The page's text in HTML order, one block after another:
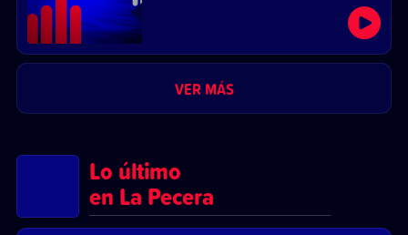
VER MÁS
Lo último
en La Pecera